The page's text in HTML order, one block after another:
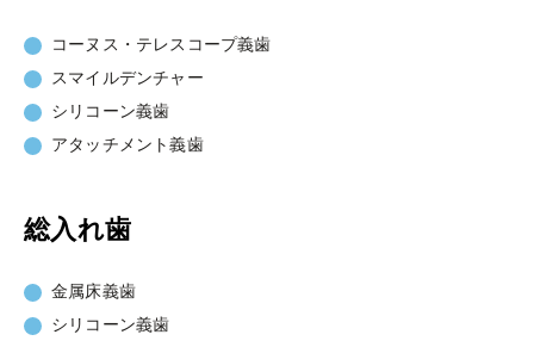
コーヌス・テレスコープ義歯
スマイルデンチャー
シリコーン義歯
アタッチメント義歯
総入れ歯
金属床義歯
シリコーン義歯